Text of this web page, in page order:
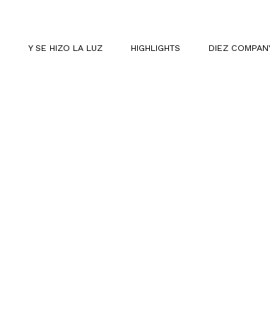
Y SE HIZO LA LUZ HIGHLIGHTS DIEZ